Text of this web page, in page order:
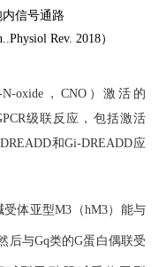
信号通路
Rev. 2018）
oxide，CNO）激活的
级联反应，包括激活
和Gi-DREADD应
体亚型M3（hM3）能与
后与Gq类的G蛋白偶联受